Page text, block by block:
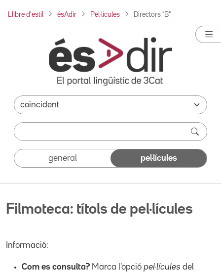
Llibre d'estil ésAdir Pel·lícules Directors "B"
general pel·lícules
Filmoteca: títols de pel·lícules
Informació:
Com es consulta? Marca l'opció pel·lícules del